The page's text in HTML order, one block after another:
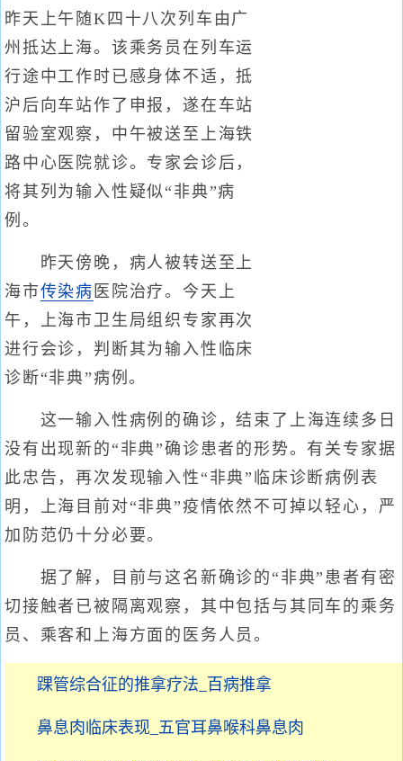
昨天上午随K四十八次列车由广
州抵达上海。该乘务员在列车运
行途中工作时已感身体不适，抵
沪后向车站作了申报，遂在车站
留验室观察，中午被送至上海铁
路中心医院就诊。专家会诊后，
将其列为输入性疑似“非典”病
例。
昨天傍晚，病人被转送至上
海市传染病 医院治疗。今天上
午，上海市卫生局组织专家再次
进行会诊，判断其为输入性临床
诊断“非典”病例。
这一输入性病例的确诊，结束了上海连续多日
没有出现新的“非典”确诊患者的形势。有关专家据
此忠告，再次发现输入性“非典”临床诊断病例表
明，上海目前对“非典”疫情依然不可掉以轻心，严
加防范仍十分必要。
据了解，目前与这名新确诊的“非典”患者有密
切接触者已被隔离观察，其中包括与其同车的乘务
员、乘客和上海方面的医务人员。
踝管综合征的推拿疗法_百病推拿
鼻息肉临床表现_五官耳鼻喉科鼻息肉